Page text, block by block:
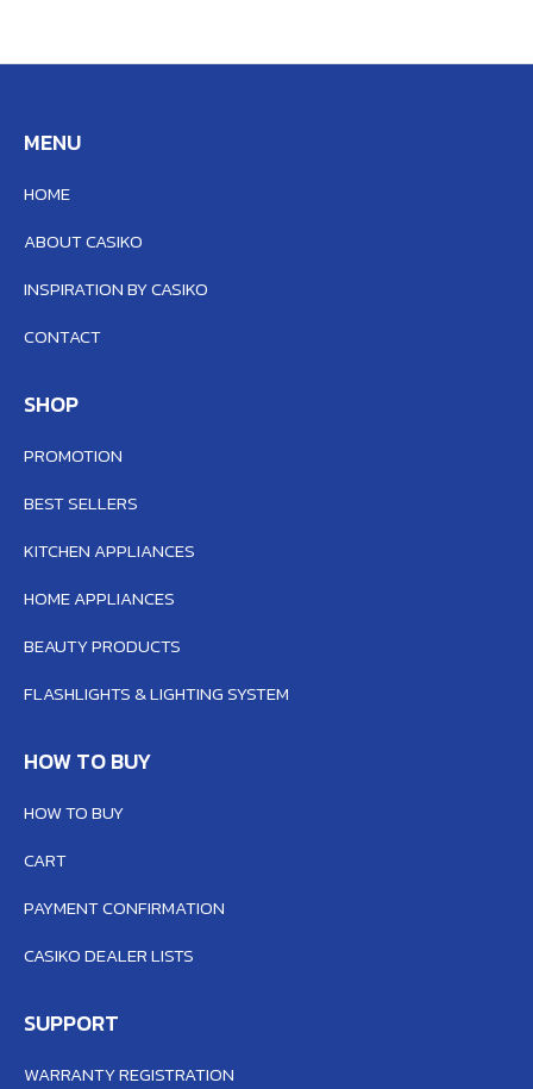
MENU
HOME
ABOUT CASIKO
INSPIRATION BY CASIKO
CONTACT
SHOP
PROMOTION
BEST SELLERS
KITCHEN APPLIANCES
HOME APPLIANCES
BEAUTY PRODUCTS
FLASHLIGHTS & LIGHTING SYSTEM
HOW TO BUY
HOW TO BUY
CART
PAYMENT CONFIRMATION
CASIKO DEALER LISTS
SUPPORT
WARRANTY REGISTRATION